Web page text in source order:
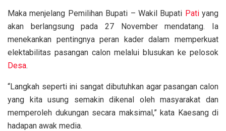
Maka menjelang Pemilihan Bupati – Wakil Bupati Patiyang
akan berlangsung pada 27 November mendatang. Ia
menekankan pentingnya peran kader dalam memperkuat
elektabilitas pasangan calon melalui blusukan ke pelosok
Desa.
“Langkah seperti ini sangat dibutuhkan agar pasangan calon
yang kita usung semakin dikenal oleh masyarakat dan
memperoleh dukungan secara maksimal,” kata Kaesang di
hadapan awak media.